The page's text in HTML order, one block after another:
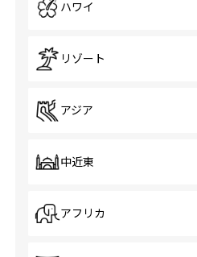
ハワイ
リゾート
アジア
中近東
アフリカ